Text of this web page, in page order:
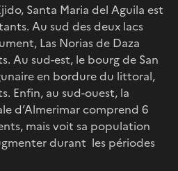
Santa Maria del Aguila est
Au sud des deux lacs
Las Norias de Daza
Au sud-est, le bourg de San
en bordure du littoral,
Enfin, au sud-ouest, la
d’Almerimar comprend 6
mais voit sa population
durant les périodes